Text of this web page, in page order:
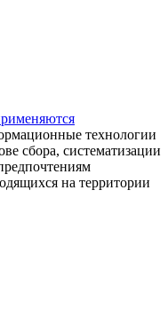
технологии
сбора, систематизации
на территории